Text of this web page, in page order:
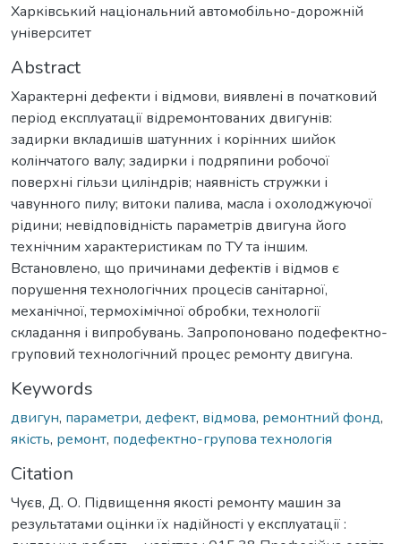
Харківський національний автомобільно-дорожній
університет
Abstract
Характерні дефекти і відмови, виявлені в початковий
період експлуатації відремонтованих двигунів:
задирки вкладишів шатунних і корінних шийок
колінчатого валу; задирки і подряпини робочої
поверхні гільзи циліндрів; наявність стружки і
чавунного пилу; витоки палива, масла і охолоджуючої
рідини; невідповідність параметрів двигуна його
технічним характеристикам по ТУ та іншим.
Встановлено, що причинами дефектів і відмов є
порушення технологічних процесів санітарної,
механічної, термохімічної обробки, технології
складання і випробувань. Запропоновано подефектно-
груповий технологічний процес ремонту двигуна.
Keywords
двигун, параметри, дефект, відмова, ремонтний фонд,
якість, ремонт, подефектно-групова технологія
Citation
Чуєв, Д. О. Підвищення якості ремонту машин за
результатами оцінки їх надійності у експлуатації :